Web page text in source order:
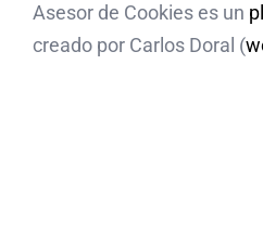
Asesor de Cookies es un
creado por Carlos Doral (